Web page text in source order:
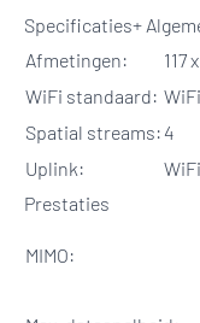
Specificaties+
Afmetingen:
117
WiFi standaard:
Spatial streams: 4
Uplink:
WiFi
Prestaties
MIMO: